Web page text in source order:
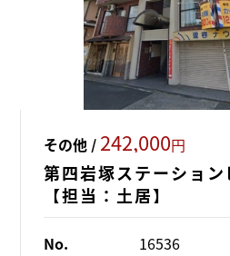
その他 / 242,000円
第四岩塚ステーショ
【担当：土居】
No.
16536